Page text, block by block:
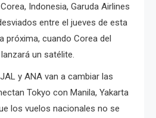
Indonesia, Garuda Airlines
entre el jueves de esta
próxima, cuando Corea del
un satélite.
y ANA van a cambiar las
Tokyo con Manila, Yakarta
los vuelos nacionales no se